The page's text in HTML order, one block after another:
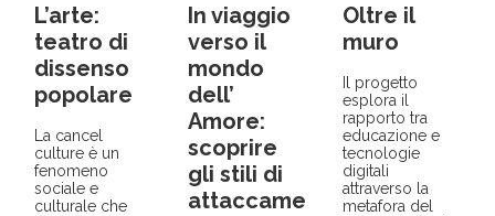
L’arte:
teatro di
dissenso
popolare
La cancel
culture è un
fenomeno
sociale e
culturale che
In viaggio
verso il
mondo
dell’
Amore:
scoprire
gli stili di
attaccame
Oltre il
muro
Il progetto
esplora il
rapporto tra
educazione e
tecnologie
digitali
attraverso la
metafora del